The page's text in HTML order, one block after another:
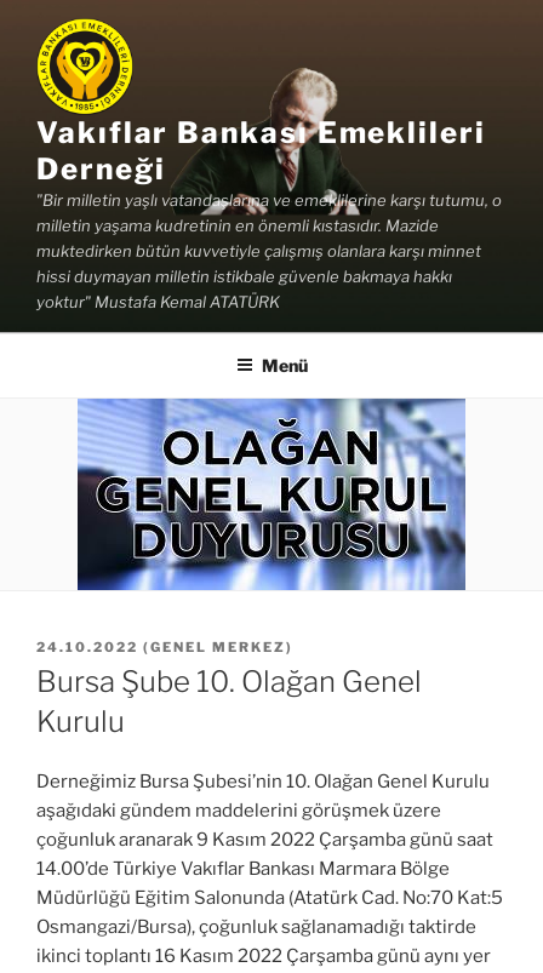
Vakıflar Bankası Emeklileri
Derneği
"Bir milletin yaşlı vatandaşlarına ve emeklilerine karşı tutumu, o
milletin yaşama kudretinin en önemli kıstasıdır. Mazide
muktedirken bütün kuvvetiyle çalışmış olanlara karşı minnet
hissi duymayan milletin istikbale güvenle bakmaya hakkı
yoktur" Mustafa Kemal ATATÜRK
Menü
YAYIM
TARIHI
24.10.2022 ( GENEL MERKEZ)
Bursa Şube 10. Olağan Genel
Kurulu
Derneğimiz Bursa Şubesi’nin 10. Olağan Genel Kurulu
aşağıdaki gündem maddelerini görüşmek üzere
çoğunluk aranarak 9 Kasım 2022 Çarşamba günü saat
14.00’de Türkiye Vakıflar Bankası Marmara Bölge
Müdürlüğü Eğitim Salonunda (Atatürk Cad. No:70 Kat:5
Osmangazi/Bursa), çoğunluk sağlanamadığı taktirde
ikinci toplantı 16 Kasım 2022 Çarşamba günü aynı yer